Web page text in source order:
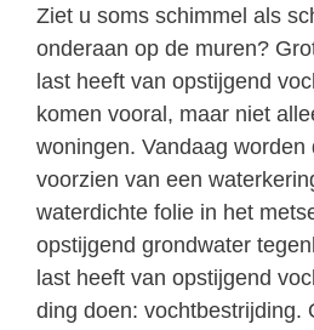
Ziet u soms schimmel als
onderaan op de muren?
last heeft van opstijgend
komen vooral, maar niet
woningen. Vandaag worden
voorzien van een
waterdichte folie in het
opstijgend grondwater
last heeft van opstijgend
ding doen: vochtbestrijding.